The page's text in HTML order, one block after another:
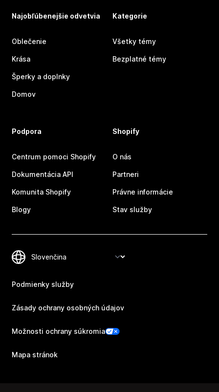
Najobľúbenejšie odvetvia
Oblečenie
Krása
Šperky a doplnky
Domov
Kategorie
Všetky témy
Bezplatné témy
Podpora
Centrum pomoci Shopify
Dokumentácia API
Komunita Shopify
Blogy
Shopify
O nás
Partneri
Právne informácie
Stav služby
Podmienky služby
Zásady ochrany osobných údajov
Možnosti ochrany súkromia
Mapa stránok